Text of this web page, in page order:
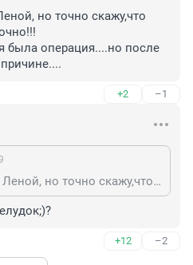
но точно скажу,что
была операция....но после
+2 –1
Хоть я и незнакома с Леной, но точно скажу,что операцию ей делали точно!!! В этот же день и у меня была операция....но после Лены.. .ну и по другой причине....
+12 –2